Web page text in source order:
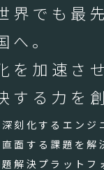
界でも最
へ。
を加速さ
する力を
刻化するエンジ
面する課題を解
解決プラットフ